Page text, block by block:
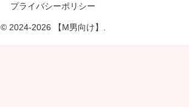
プライバシーポリシー
© 2024-2026 【M男向け】.